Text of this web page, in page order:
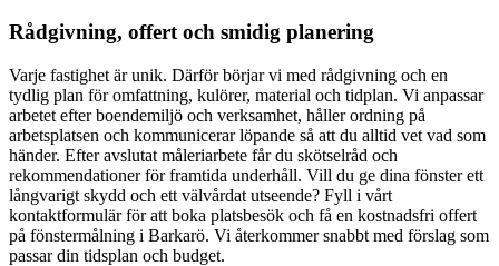
Rådgivning, offert och smidig planering
Varje fastighet är unik. Därför börjar vi med rådgivning och en
tydlig plan för omfattning, kulörer, material och tidplan. Vi anpassar
arbetet efter boendemiljö och verksamhet, håller ordning på
arbetsplatsen och kommunicerar löpande så att du alltid vet vad som
händer. Efter avslutat måleriarbete får du skötselråd och
rekommendationer för framtida underhåll. Vill du ge dina fönster ett
långvarigt skydd och ett välvårdat utseende? Fyll i vårt
kontaktformulär för att boka platsbesök och få en kostnadsfri offert
på fönstermålning i Barkarö. Vi återkommer snabbt med förslag som
passar din tidsplan och budget.